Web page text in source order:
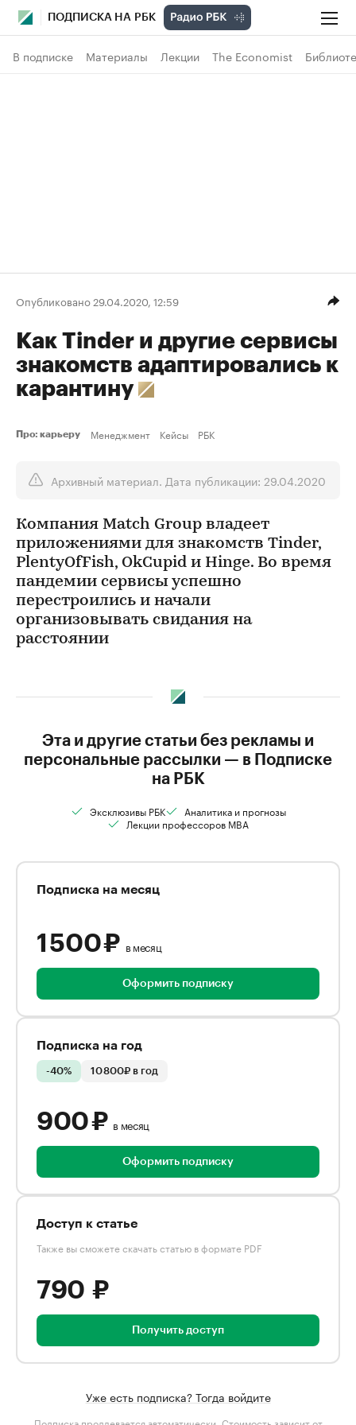
ПОДПИСКА НА РБК
В подписке Материалы Лекции The Economist
Опубликовано 29.04.2020, 12:59
Как Tinder и другие сервисы
знакомств адаптировались к
карантину
Про: карьеру Менеджмент Кейсы РБК
Архивный материал. Дата публикации: 29.04.2020
Компания Match Group владеет
приложениями для знакомств Tinder,
PlentyOfFish, OkCupid и Hinge. Во время
пандемии сервисы успешно
перестроились и начали
организовывать свидания на
расстоянии
Эта и другие статьи без рекламы и
персональные рассылки — в Подписке
на РБК
Эксклюзивы РБК
Аналитика и прогнозы
Лекции профессоров MBA
Подписка на месяц
1 500 ₽ в месяц
Оформить подписку
Подписка на год
-40% 10 800₽ в год
900 ₽ в месяц
Оформить подписку
Доступ к статье
Также вы сможете скачать статью в формате PDF
790 ₽
Получить доступ
Уже есть подписка? Тогда войдите